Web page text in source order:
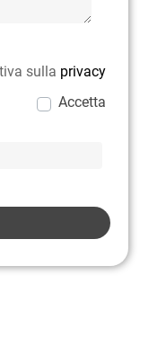
sulla privacy
Accetta